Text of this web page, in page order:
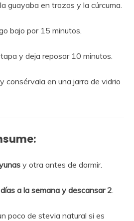
guayaba en trozos y la cúrcuma.
bajo por 15 minutos.
y deja reposar 10 minutos.
consérvala en una jarra de vidrio
y otra antes de dormir.
a la semana y descansar 2
poco de stevia natural si es